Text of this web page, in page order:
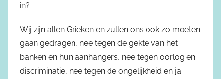
in?
Wij zijn allen Grieken en zullen ons ook zo moeten
gaan gedragen, nee tegen de gekte van het
banken en hun aanhangers, nee tegen oorlog en
discriminatie, nee tegen de ongelijkheid en ja